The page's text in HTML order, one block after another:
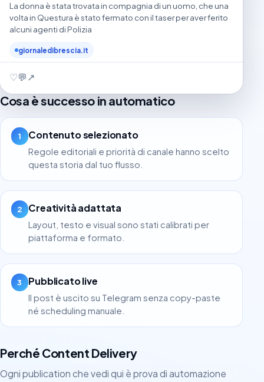
La donna è stata trovata in compagnia di un uomo, che una
volta in Questura è stato fermato con il taser per aver ferito
alcuni agenti di Polizia
giornaledibrescia.it
♡💬↗
Cosa è successo in automatico
1 Contenuto selezionato
Regole editoriali e priorità di canale hanno scelto
questa storia dal tuo flusso.
2 Creatività adattata
Layout, testo e visual sono stati calibrati per
piattaforma e formato.
3 Pubblicato live
Il post è uscito su Telegram senza copy-paste
né scheduling manuale.
Perché Content Delivery
Ogni publication che vedi qui è prova di automazione